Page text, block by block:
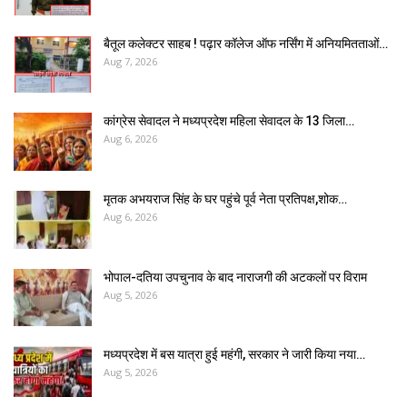
बैतूल कलेक्टर साहब ! पढ़ार कॉलेज ऑफ नर्सिंग में अनियमितताओं…
Aug 7, 2026
कांग्रेस सेवादल ने मध्यप्रदेश महिला सेवादल के 13 जिला…
Aug 6, 2026
मृतक अभयराज सिंह के घर पहुंचे पूर्व नेता प्रतिपक्ष,शोक…
Aug 6, 2026
भोपाल-दतिया उपचुनाव के बाद नाराजगी की अटकलों पर विराम
Aug 5, 2026
मध्यप्रदेश में बस यात्रा हुई महंगी, सरकार ने जारी किया नया…
Aug 5, 2026